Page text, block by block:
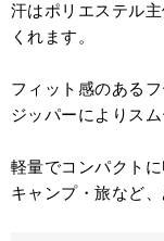
汗はポリエステル
くれます。
フィット感のある
ジッパーによりス
軽量でコンパクト
キャンプ・旅など